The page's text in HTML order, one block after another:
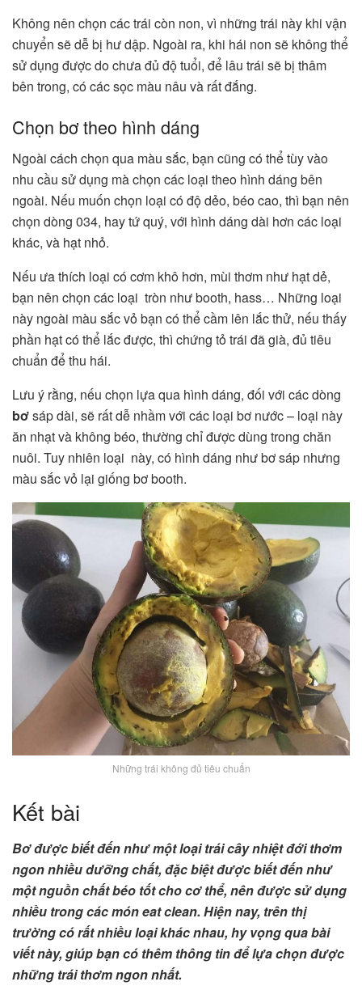
Không nên chọn các trái còn non, vì những trái này khi vận
chuyển sẽ dễ bị hư dập. Ngoài ra, khi hái non sẽ không thể
sử dụng được do chưa đủ độ tuổi, để lâu trái sẽ bị thâm
bên trong, có các sọc màu nâu và rất đắng.
Chọn bơ theo hình dáng
Ngoài cách chọn qua màu sắc, bạn cũng có thể tùy vào
nhu cầu sử dụng mà chọn các loại theo hình dáng bên
ngoài. Nếu muốn chọn loại có độ dẻo, béo cao, thì bạn nên
chọn dòng 034, hay tứ quý, với hình dáng dài hơn các loại
khác, và hạt nhỏ.
Nếu ưa thích loại có cơm khô hơn, mùi thơm như hạt dẻ,
bạn nên chọn các loại tròn như booth, hass… Những loại
này ngoài màu sắc vỏ bạn có thể cầm lên lắc thử, nếu thấy
phần hạt có thể lắc được, thì chứng tỏ trái đã già, đủ tiêu
chuẩn để thu hái.
Lưu ý rằng, nếu chọn lựa qua hình dáng, đối với các dòng
bơsáp dài, sẽ rất dễ nhầm với các loại bơ nước – loại này
ăn nhạt và không béo, thường chỉ được dùng trong chăn
nuôi. Tuy nhiên loại này, có hình dáng như bơ sáp nhưng
màu sắc vỏ lại giống bơ booth.
Những trái không đủ tiêu chuẩn
Kết bài
Bơ được biết đến như một loại trái cây nhiệt đới thơm
ngon nhiều dưỡng chất, đặc biệt được biết đến như
một nguồn chất béo tốt cho cơ thể, nên được sử dụng
nhiều trong các món eat clean. Hiện nay, trên thị
trường có rất nhiều loại khác nhau, hy vọng qua bài
viết này, giúp bạn có thêm thông tin để lựa chọn được
những trái thơm ngon nhất.